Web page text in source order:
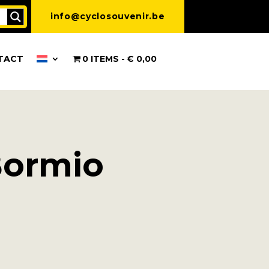
info@cyclosouvenir.be
0 ITEMS € 0,00